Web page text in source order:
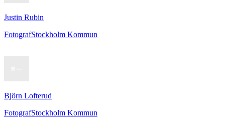
Justin Rubin
FotografStockholm Kommun
Björn Lofterud
FotografStockholm Kommun